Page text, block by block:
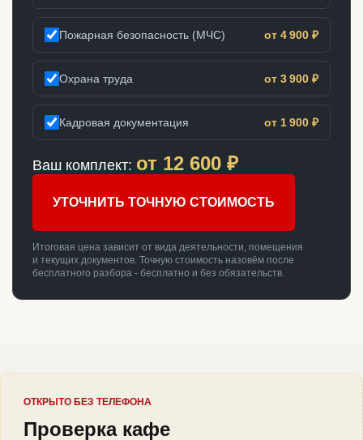
Пожарная безопасность (МЧС) от 4 900 ₽
Охрана труда от 3 900 ₽
Кадровая документация от 1 900 ₽
Ваш комплект: от 12 600 ₽
УТОЧНИТЬ ТОЧНУЮ СТОИМОСТЬ
Итоговая цена зависит от вида деятельности, помещения
и текущих документов. Точную стоимость назовём после
бесплатного разбора - бесплатно и без обязательств.
ОТКРЫТО БЕЗ ТЕЛЕФОНА
Проверка кафе